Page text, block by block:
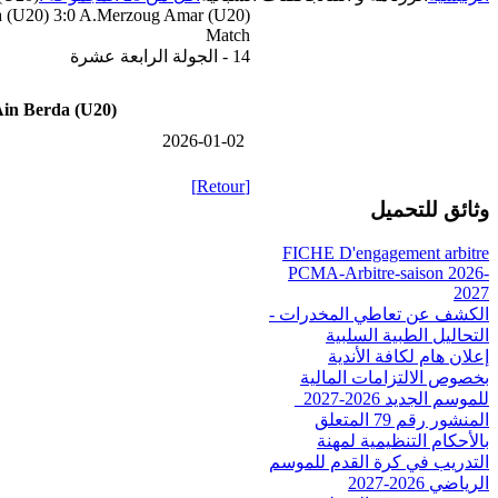
(U20) 3:0 A.Merzoug Amar (U20)
Match
14 - الجولة الرابعة عشرة
Berda (U20)
2026-01-02
[Retour]
وثائق للتحميل
FICHE D'engagement arbitre
PCMA-Arbitre-saison 2026-
2027
الكشف عن تعاطي المخدرات -
التحاليل الطبية السلبية
إعلان هام لكافة الأندية
بخصوص الالتزامات المالية
للموسم الجديد 2026-2027_
المنشور رقم 79 المتعلق
بالأحكام التنظيمية لمهنة
التدريب في كرة القدم للموسم
الرياضي 2026-2027